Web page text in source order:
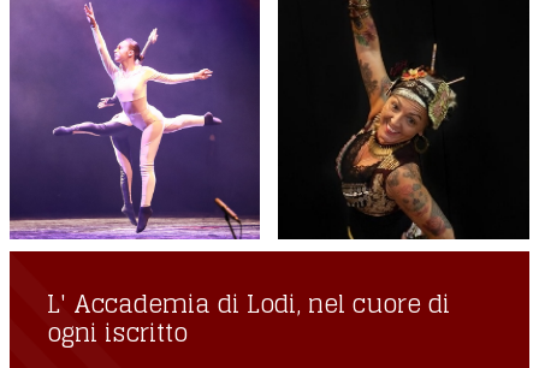
L' Accademia di Lodi, nel cuore di
ogni iscritto